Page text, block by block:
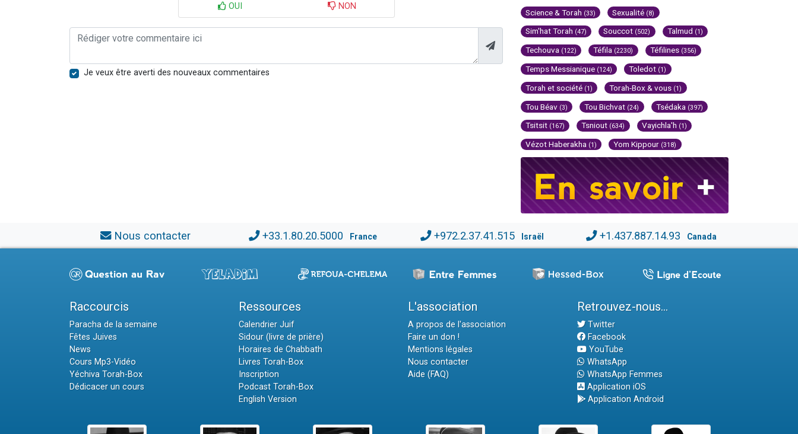
OUI NON
Je veux être averti des nouveaux commentaires
Science & Torah (33) Sexualité (8)
Sim'hat Torah (47) Souccot (502) Talmud (1)
Techouva (122) Téfila (2230) Téfilines (356)
Temps Messianique (124) Toledot (1)
Torah et société (1) Torah-Box & vous (1)
Tou Béav (3) Tou Bichvat (24) Tsédaka (397)
Tsitsit (167) Tsniout (634) Vayichla'h (1)
Vézot Haberakha (1) Yom Kippour (318)
Nous contacter +33.1.80.20.5000 France +972.2.37.41.515 Israël +1.437.887.14.93 Canada
Raccourcis
Paracha de la semaine
Fêtes Juives
News
Cours Mp3-Vidéo
Yéchiva Torah-Box
Dédicacer un cours
Ressources
Calendrier Juif
Sidour (livre de prière)
Horaires de Chabbath
Livres Torah-Box
Inscription
Podcast Torah-Box
English Version
L'association
A propos de l'association
Faire un don !
Mentions légales
Nous contacter
Aide (FAQ)
Retrouvez-nous...
Twitter
Facebook
YouTube
WhatsApp
WhatsApp Femmes
Application iOS
Application Android